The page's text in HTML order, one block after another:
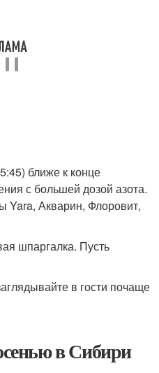
ближе к конце
с большей дозой азота.
Yara, Акварин, Флоровит,
шпаргалка. Пусть
в гости почаще
в Сибири